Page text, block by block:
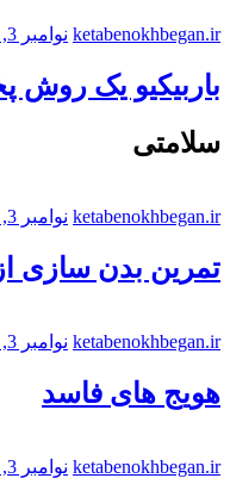
ketabenokhbegan.ir نوامبر 3, 2020
باربیکیو یک
سلامتی
ketabenokhbegan.ir نوامبر 3, 2020
تمرین بدن سازی
ketabenokhbegan.ir نوامبر 3, 2020
هویج های فاسد
ketabenokhbegan.ir نوامبر 3, 2020